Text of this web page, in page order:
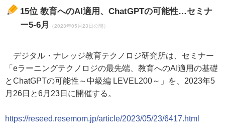
15位 教育へのAI適用、ChatGPTの可能性…セミナ
ー5-6月
（2023年05月23日公開）
デジタル・ナレッジ教育テクノロジ研究所は、セミナー
「eラーニングテクノロジの最先端、教育へのAI適用の基礎
とChatGPTの可能性～中級編 LEVEL200～」を、2023年5
月26日と6月23日に開催する。
https://reseed.resemom.jp/article/2023/05/23/6417.html